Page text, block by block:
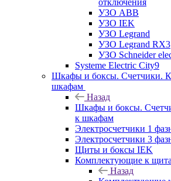
УЗО ABB
УЗО IEK
УЗО Legrand
УЗО Legrand RX3
УЗО Schneider
Systeme Electric City9
Шкафы и боксы. Счетчики.
шкафам
Назад
Шкафы и боксы.
к шкафам
Электросчетчики 1
Электросчетчики 3
Щиты и боксы IEK
Комплектующие к
Назад